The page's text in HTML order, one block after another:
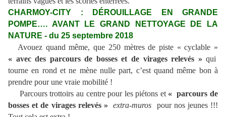
CHARMOY-CITY : DÉROUILLAGE EN GRANDE
POMPE…. AVANT LE GRAND NETTOYAGE DE LA
NATURE - du 25 septembre 2018
Avouez quand même, que 250 mètres de piste « cyclable »
« avec des parcours de bosses et de virages relevés »qui
tourne en rond et ne mène nulle part, c’est quand même bon à
prendre pour une vraie mobilité !
Parcours trottoirs au centre pour les piétons et « parcours de
bosses et de virages relevés »
extra-muros pour nos jeunes !!!